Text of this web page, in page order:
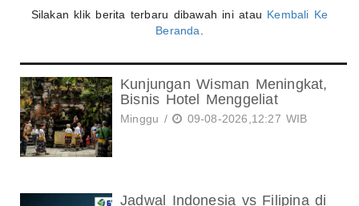
Silakan klik berita terbaru dibawah ini atau Kembali Ke
Beranda
Kunjungan Wisman Meningkat,
Bisnis Hotel Menggeliat
Minggu / 09-08-2026,12:27 WIB
Jadwal Indonesia vs Filipina di